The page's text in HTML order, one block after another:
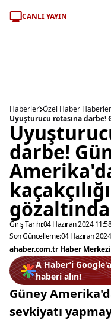
CANLI YAYIN
Haberler Özel Haber
darbe!
gözaltında
Giriş Tarihi:04 Haziran 2024 11:58
Son Güncelleme:04 Haziran
ahaber.com.tr Haber Merkezi
A Haber’i
haberi alın!
Güney
sevkiyatı